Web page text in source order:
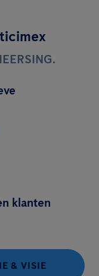
klanten
& VISIE